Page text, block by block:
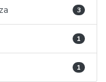
3
1
1